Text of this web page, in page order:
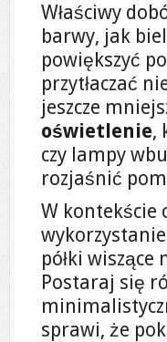
Właściwy
barwy, jak
powiększyć
przytłaczać
jeszcze
oświetlenie,
czy lampy
rozjaśnić
W kontekście
wykorzystanie
półki
Postaraj się
sprawi, że